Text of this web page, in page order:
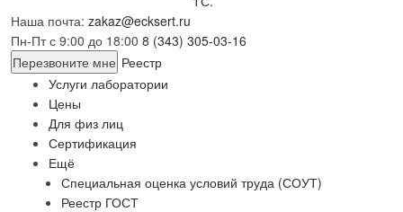
Наша почта: zakaz@ecksert.ru
Пн-Пт с 9:00 до 18:00 8 (343) 305-03-16
Перезвоните мне Реестр
Услуги лаборатории
Цены
Для физ лиц
Сертификация
Ещё
Специальная оценка условий труда (СОУТ)
Реестр ГОСТ